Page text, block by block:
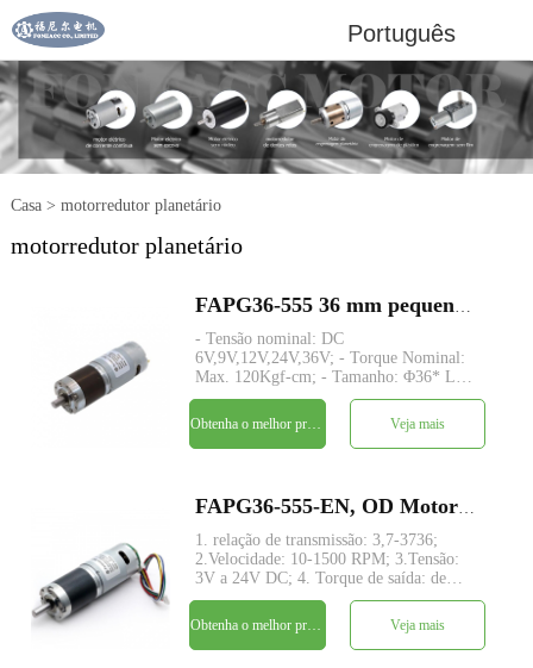
Português
Casa> motorredutor planetário
motorredutor planetário
- Tensão nominal: DC
6V,9V,12V,24V,36V; - Torque Nominal:
Max. 120Kgf-cm; - Tamanho: Φ36* L
TBD; - Eixo: Φ8mm D-cut 1mm; -
Codificador: Codificador magnético; -
quantidade mínima: 500 peças
Veja mais
1. relação de transmissão: 3,7-3736;
2.Velocidade: 10-1500 RPM; 3.Tensão:
3V a 24V DC; 4. Torque de saída: de
5kg.cm~150kg.cm; 5. Estrutura da
engrenagem planetária com eixo motor
concêntrico; 6.Large e baixo ruído;
7.Codificador: Codifi
Veja mais